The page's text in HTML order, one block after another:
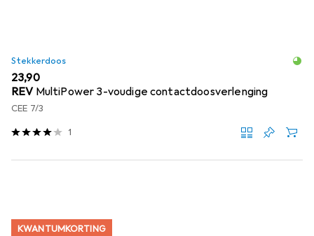
Stekkerdoos
EUR
23,90
REV MultiPower 3-voudige contactdoosverlenging
CEE 7/3
1
KWANTUMKORTING